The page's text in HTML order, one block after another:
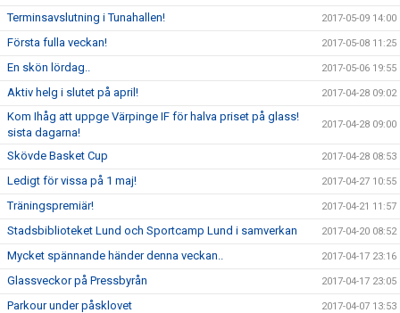
Terminsavslutning i Tunahallen! 2017-05-09 14:00
Första fulla veckan! 2017-05-08 11:25
En skön lördag.. 2017-05-06 19:55
Aktiv helg i slutet på april! 2017-04-28 09:02
Kom Ihåg att uppge Värpinge IF för halva priset på glass!
sista dagarna!
2017-04-28 09:00
Skövde Basket Cup 2017-04-28 08:53
Ledigt för vissa på 1 maj! 2017-04-27 10:55
Träningspremiär! 2017-04-21 11:57
Stadsbiblioteket Lund och Sportcamp Lund i samverkan 2017-04-20 08:52
Mycket spännande händer denna veckan.. 2017-04-17 23:16
Glassveckor på Pressbyrån 2017-04-17 23:05
Parkour under påsklovet 2017-04-07 13:53